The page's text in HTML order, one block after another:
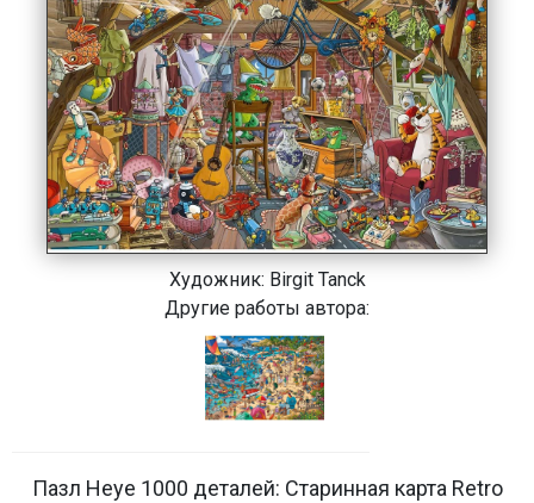
Художник: Birgit Tanck
Другие работы автора:
Пазл Heye 1000 деталей: Старинная карта Retro